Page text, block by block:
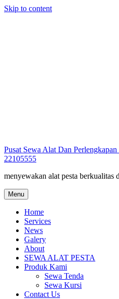
Skip to content
Pusat Sewa Alat Dan
22105555
menyewakan alat pesta berkualitas
Menu
Home
Services
News
Galery
About
SEWA ALAT PESTA
Produk Kami
Sewa Tenda
Sewa Kursi
Contact Us